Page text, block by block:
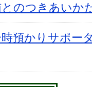
のつきあいか
預かりサポー